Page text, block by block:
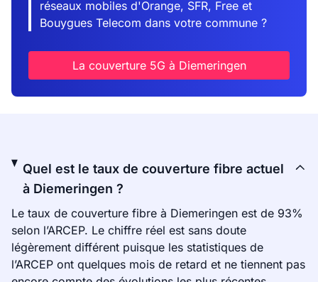
réseaux mobiles d'Orange, SFR, Free et
Bouygues Telecom dans votre commune ?
La couverture 5G à Diemeringen
Quel est le taux de couverture fibre actuel
à Diemeringen ?
Le taux de couverture fibre à Diemeringen est de 93%
selon l’ARCEP. Le chiffre réel est sans doute
légèrement différent puisque les statistiques de
l’ARCEP ont quelques mois de retard et ne tiennent pas